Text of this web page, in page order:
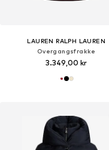
LAUREN RALPH LAUREN
Overgangsfrakke
3.349,00 kr